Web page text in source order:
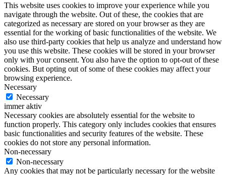
This website uses cookies to improve your experience while you
navigate through the website. Out of these, the cookies that are
categorized as necessary are stored on your browser as they are
essential for the working of basic functionalities of the website. We
also use third-party cookies that help us analyze and understand how
you use this website. These cookies will be stored in your browser
only with your consent. You also have the option to opt-out of these
cookies. But opting out of some of these cookies may affect your
browsing experience.
Necessary
Necessary
immer aktiv
Necessary cookies are absolutely essential for the website to
function properly. This category only includes cookies that ensures
basic functionalities and security features of the website. These
cookies do not store any personal information.
Non-necessary
Non-necessary
Any cookies that may not be particularly necessary for the website